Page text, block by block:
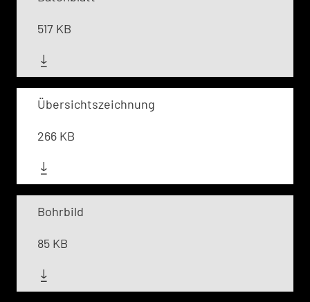
517 KB
Übersichtszeichnung
266 KB
Bohrbild
85 KB